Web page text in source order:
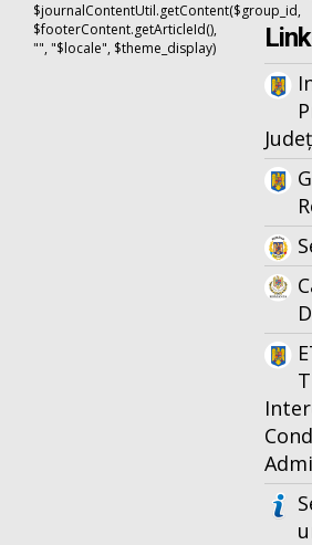
$journalContentUtil.getContent($group_id,
$footerContent.getArticleId(),
"", "$locale", $theme_display)